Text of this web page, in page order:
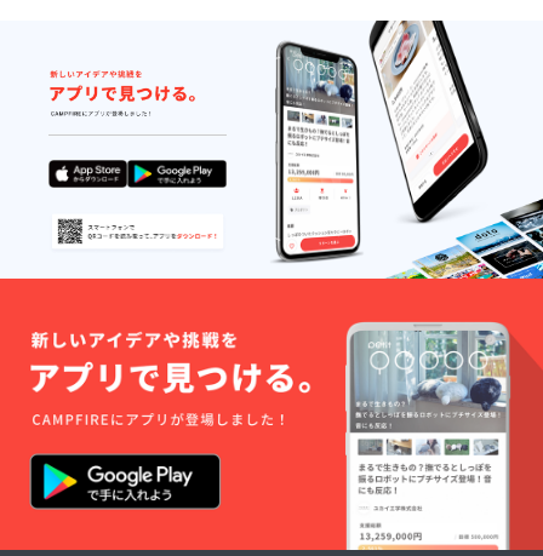
、電子
レンジ/
食洗機
対応）
・カッ
プ容
器 １
つ（容
量約
300ml
、電子
レンジ/
食洗機
対応）
（テイ
クアウ
ト用）
１つ 本
体サイ
ズ 横x
縦： 約
300×36
0mm（
持ち手
530mm
接仕入
れた新
鮮な野
菜や果
実をお
届けし
ます。
https://
kuonsh
op.com/
※露地物
なので
季節に
よって
ます。5
品から9
品 ※賞
味期
限：発
送日か
ら1週間
[常温] ※
生鮮物
ですの
は目安
場合
は、要
相談。
交通費
や宿泊
費を別
途追加
で頂く
可能性
があり
ます